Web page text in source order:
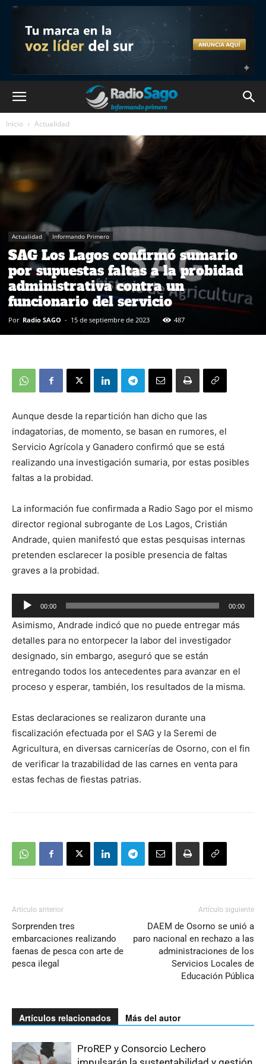
Inicio Actualidad
Actualidad Informando Primero
SAG Los Lagos confirmó sumario
por supuestas faltas a la probidad
administrativa contra un
funcionario del servicio
Por Radio SAGO - 15 de septiembre de 2023 487
Aunque desde la repartición han dicho que las
indagatorias, de momento, se basan en rumores, el
Servicio Agrícola y Ganadero confirmó que se está
realizando una investigación sumaria, por estas posibles
faltas a la probidad.
La información fue confirmada a Radio Sago por el mismo
director regional subrogante de Los Lagos, Cristián
Andrade, quien manifestó que estas pesquisas internas
pretenden esclarecer la posible presencia de faltas
graves a la probidad.
Reproductor
de
audio
00:00 00:00
Asimismo, Andrade indicó que no puede entregar más
detalles para no entorpecer la labor del investigador
designado, sin embargo, aseguró que se están
entregando todos los antecedentes para avanzar en el
proceso y esperar, también, los resultados de la misma.
Estas declaraciones se realizaron durante una
fiscalización efectuada por el SAG y la Seremi de
Agricultura, en diversas carnicerías de Osorno, con el fin
de verificar la trazabilidad de las carnes en venta para
estas fechas de fiestas patrias.
Artículo anterior
Sorprenden tres
embarcaciones realizando
faenas de pesca con arte de
pesca ilegal
Artículo siguiente
DAEM de Osorno se unió a
paro nacional en rechazo a las
administraciones de los
Servicios Locales de
Educación Pública
Artículos relacionados Más del autor
ProREP y Consorcio Lechero